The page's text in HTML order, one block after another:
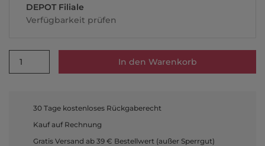
DEPOT Filiale
Verfügbarkeit prüfen
1 In den Warenkorb
30 Tage kostenloses Rückgaberecht
Kauf auf Rechnung
Gratis Versand ab 39 € Bestellwert (außer Sperrgut)